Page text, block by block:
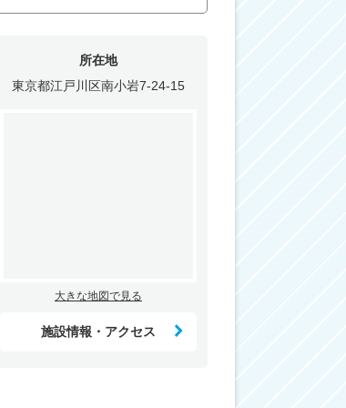
所在地
東京都江戸川区南小岩7-24-15
大きな地図で見る
施設情報・アクセス